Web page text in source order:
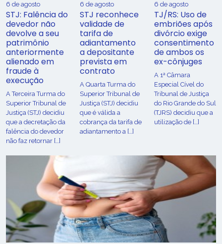
6 de agosto
STJ: Falência do
devedor não
devolve a seu
patrimônio
anteriormente
alienado em
fraude à
execução
A Terceira Turma do
Superior Tribunal de
Justiça (STJ) decidiu
que a decretação da
falência do devedor
não faz retornar […]
6 de agosto
STJ reconhece
validade de
tarifa de
adiantamento
a depositante
prevista em
contrato
A Quarta Turma do
Superior Tribunal de
Justiça (STJ) decidiu
que é válida a
cobrança da tarifa de
adiantamento a […]
6 de agosto
TJ/RS: Uso de
embriões após
divórcio exige
consentimento
de ambos os
ex-cônjuges
A 1ª Câmara
Especial Cível do
Tribunal de Justiça
do Rio Grande do Sul
(TJRS) decidiu que a
utilização de […]